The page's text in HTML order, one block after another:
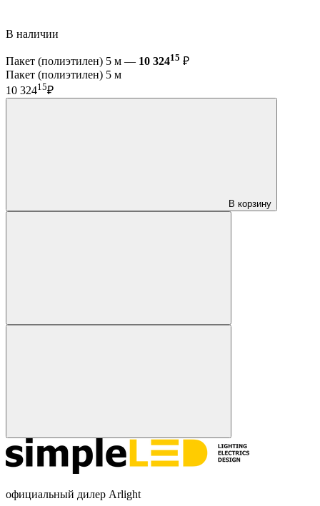
В наличии
Пакет (полиэтилен) 5 м — 10 32415 ₽
Пакет (полиэтилен) 5 м
10 32415₽
В корзину
официальный дилер Arlight